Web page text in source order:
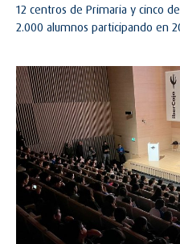
12 centros de Primaria y cinco
2.000 alumnos participando en